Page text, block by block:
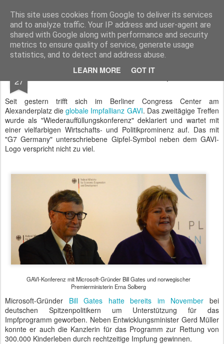
This site uses cookies from Google to deliver its services
and to analyze traffic. Your IP address and user-agent are
shared with Google along with performance and security
metrics to ensure quality of service, generate usage
statistics, and to detect and address abuse.
LEARN MORE GOT IT
BTB concept Media GmbH Presseberichte zu Bundespolitik, Diplomatie, Sicherheitspolitik, Wirtschaft, Fahrzeugtechnik und IT - Pressedienst, Fachartikel, Bildredaktion, O-Ton-Videos
27 GAVI - Bill Gates füllt den Impfstoff auf
Seit gestern trifft sich im Berliner Congress Center am
Alexanderplatz dieglobale Impfallianz GAVI. Das zweitägige Treffen
wurde als "Wiederauffüllungskonferenz" deklariert und wartet mit
einer vielfarbigen Wirtschafts- und Politikprominenz auf. Das mit
"G7 Germany" unterschriebene Gipfel-Symbol neben dem GAVI-
Logo verspricht nicht zu viel.
GAVI-Konferenz mit Microsoft-Gründer Bill Gates und norwegischer
Premierministerin Erna Solberg
Microsoft-Gründer Bill Gates hatte bereits im November bei
deutschen Spitzenpolitikern um Unterstützung für das
Impfprogramm geworben. Neben Entwicklungsminister Gerd Müller
konnte er auch die Kanzlerin für das Programm zur Rettung von
300.000 Kinderleben durch rechtzeitige Impfung gewinnen.